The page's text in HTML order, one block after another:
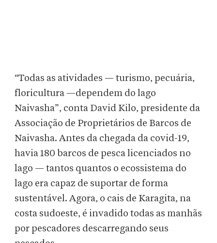
“Todas as atividades — turismo, pecuária,
floricultura —dependem do lago
Naivasha”, conta David Kilo, presidente da
Associação de Proprietários de Barcos de
Naivasha. Antes da chegada da covid-19,
havia 180 barcos de pesca licenciados no
lago — tantos quantos o ecossistema do
lago era capaz de suportar de forma
sustentável. Agora, o cais de Karagita, na
costa sudoeste, é invadido todas as manhãs
por pescadores descarregando seus